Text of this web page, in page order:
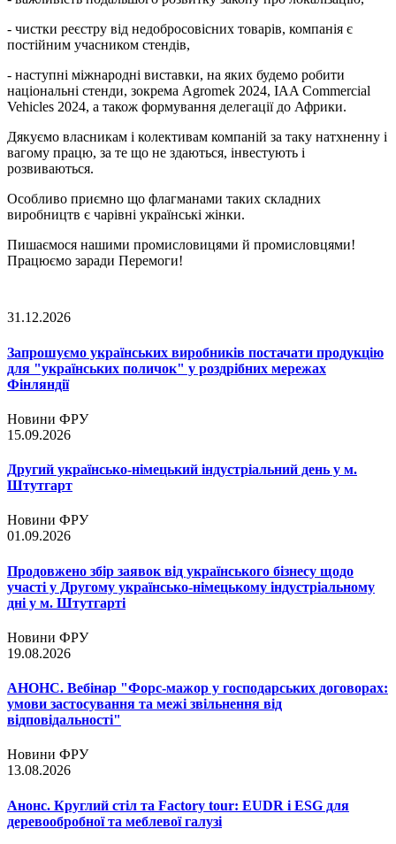
- чистки реєстру від недобросовісних товарів, компанія є
постійним учасником стендів,
- наступні міжнародні виставки, на яких будемо робити
національні стенди, зокрема Agromek 2024, IAA Commercial
Vehicles 2024, а також формування делегації до Африки.
Дякуємо власникам і колективам компаній за таку натхненну і
вагому працю, за те що не здаються, інвестують і
розвиваються.
Особливо приємно що флагманами таких складних
виробництв є чарівні українські жінки.
Пишаємося нашими промисловицями й промисловцями!
Працюємо заради Перемоги!
31.12.2026
Запрошуємо українських виробників постачати продукцію
для "українських поличок" у роздрібних мережах
Фінляндії
Новини ФРУ
15.09.2026
Другий українсько-німецький індустріальний день у м.
Штутгарт
Новини ФРУ
01.09.2026
Продовжено збір заявок від українського бізнесу щодо
участі у Другому українсько-німецькому індустріальному
дні у м. Штутгарті
Новини ФРУ
19.08.2026
АНОНС. Вебінар "Форс-мажор у господарських договорах:
умови застосування та межі звільнення від
відповідальності"
Новини ФРУ
13.08.2026
Анонс. Круглий стіл та Factory tour: EUDR і ESG для
деревообробної та меблевої галузі